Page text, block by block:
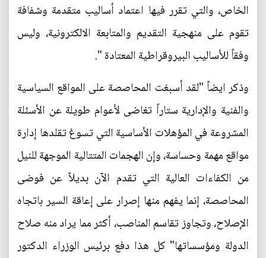
الخاص، والتي تقرر فيها اعتماد أساليب متقدمة وشفافة
تقوم على منهجية التقديم والمتابعة الالكترونية، وليس
وفقاً للأساليب البيروقراطية المعتادة ".
وذكر ايضاً "لقد أسبغت المحاصصة على المواقع السياسية
والفنية والإدارية ستاراً تغاضى لأعوام طويلة عن الأسئلة
المشروعة في المؤهلات الأساسية التي تسوغ تقلدها إدارة
مواقع مهمة وحساسة، وإن الهجمات المتتالية الموجهة للنيل
من الكفاءات العالية التي تقدم الآن بديلاً عن فوضى
المحاصصة، إنما يفهم منها إصرار على إعاقة السير باتجاه
الإصلاح، وتجاوز تقاسم المناصب، أكثر مما يراد منه صلاح
الدولة ومؤسساتها" كل هذا دفع برئيس الوزراء الدكتور